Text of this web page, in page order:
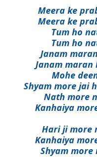
Meera ke
Meera ke
Tum ho
Tum ho
Janam
Janam maran
Mohe
Shyam more jai
Nath more
Kanhaiya
Hari ji more
Kanhaiya
Shyam